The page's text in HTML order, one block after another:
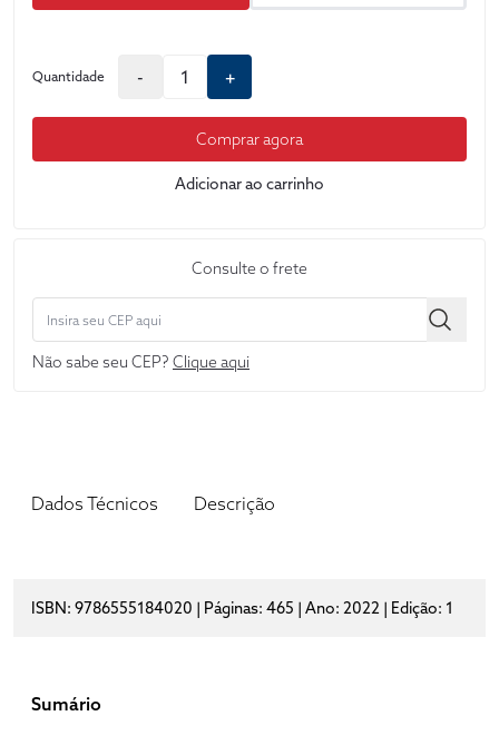
Quantidade - +
Comprar agora
Adicionar ao carrinho
Consulte o frete
Não sabe seu CEP? Clique aqui
Dados Técnicos Descrição
ISBN: 9786555184020 | Páginas: 465 | Ano: 2022 | Edição: 1
Sumário